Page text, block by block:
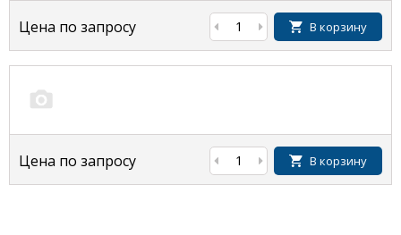
Цена по запросу В корзину
Цена по запросу В корзину